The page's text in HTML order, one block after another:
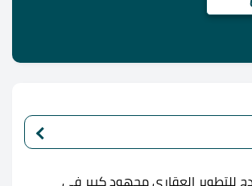
للتطوير العقاري مجهود كبير في